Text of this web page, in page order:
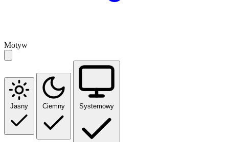
Motyw
Jasny Ciemny Systemowy